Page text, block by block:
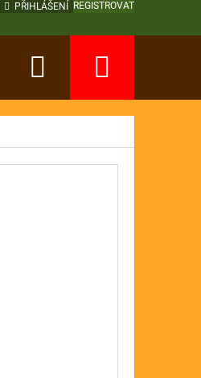
PŘIHLÁŠENÍ REGISTROVAT
Hledat